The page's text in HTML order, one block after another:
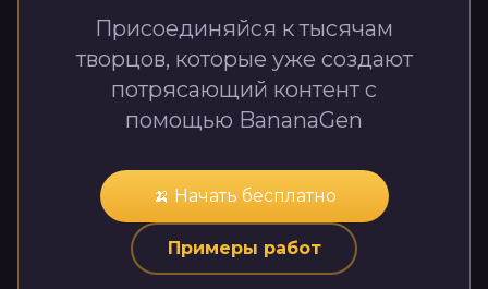
Присоединяйся к тысячам
творцов, которые уже создают
потрясающий контент с
помощью BananaGen
🍌 Начать бесплатно
Примеры работ